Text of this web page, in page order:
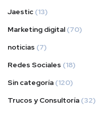
Jaestic (13)
Marketing digital (70)
noticias (7)
Redes Sociales (18)
Sin categoría (120)
Trucos y Consultoría (32)